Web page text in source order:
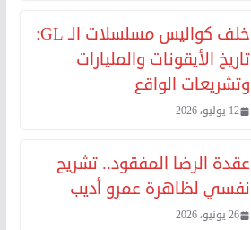
خلف كواليس مسلسلات الـ GL:
تاريخ الأيقونات والمليارات
وتشريعات الواقع
12 يوليو، 2026
عقدة الرضا المفقود.. تشريح
نفسي لظاهرة عمرو أديب
26 يونيو، 2026